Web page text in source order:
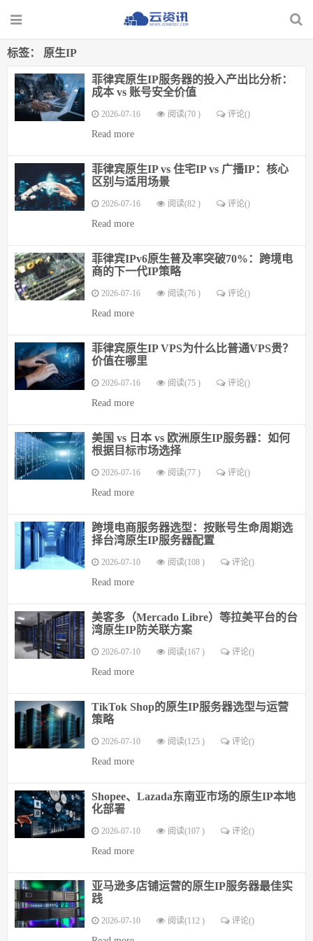
标签： 原生IP
菲律宾原生IP服务器的投入产出比分析：
成本 vs 账号安全价值
2026-07-16 阅读(70 ) 评论()
Read more
菲律宾原生IP vs 住宅IP vs 广播IP：核心
区别与适用场景
2026-07-16 阅读(82 ) 评论()
Read more
菲律宾IPv6原生普及率突破70%：跨境电
商的下一代IP策略
2026-07-16 阅读(76 ) 评论()
Read more
菲律宾原生IP VPS为什么比普通VPS贵？
价值在哪里
2026-07-16 阅读(75 ) 评论()
Read more
美国 vs 日本 vs 欧洲原生IP服务器：如何
根据目标市场选择
2026-07-16 阅读(77 ) 评论()
Read more
跨境电商服务器选型：按账号生命周期选
择台湾原生IP服务器配置
2026-07-10 阅读(108 ) 评论()
Read more
美客多（Mercado Libre）等拉美平台的台
湾原生IP防关联方案
2026-07-10 阅读(167 ) 评论()
Read more
TikTok Shop的原生IP服务器选型与运营
策略
2026-07-10 阅读(125 ) 评论()
Read more
Shopee、Lazada东南亚市场的原生IP本地
化部署
2026-07-10 阅读(107 ) 评论()
Read more
亚马逊多店铺运营的原生IP服务器最佳实
践
2026-07-10 阅读(112 ) 评论()